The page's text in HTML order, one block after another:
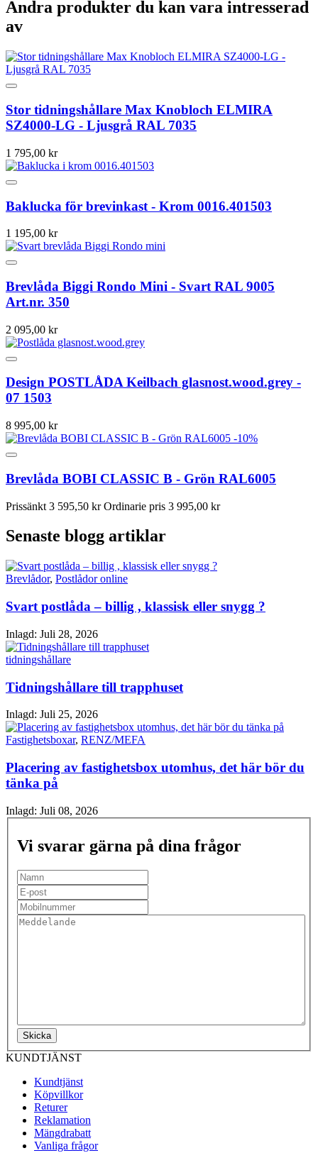
Andra produkter du kan vara intresserad
av
Stor tidningshållare Max Knobloch ELMIRA
SZ4000-LG - Ljusgrå RAL 7035
1 795,00 kr
Baklucka för brevinkast - Krom 0016.401503
1 195,00 kr
Brevlåda Biggi Rondo Mini - Svart RAL 9005
Art.nr. 350
2 095,00 kr
Design POSTLÅDA Keilbach glasnost.wood.grey -
07 1503
8 995,00 kr
-10%
Brevlåda BOBI CLASSIC B - Grön RAL6005
Prissänkt 3 595,50 kr Ordinarie pris 3 995,00 kr
Senaste blogg artiklar
Brevlådor, Postlådor online
Svart postlåda – billig , klassisk eller snygg ?
Inlagd: Juli 28, 2026
tidningshållare
Tidningshållare till trapphuset
Inlagd: Juli 25, 2026
Fastighetsboxar, RENZ/MEFA
Placering av fastighetsbox utomhus, det här bör du
tänka på
Inlagd: Juli 08, 2026
Vi svarar gärna på dina frågor
Skicka
KUNDTJÄNST
Kundtjänst
Köpvillkor
Returer
Reklamation
Mängdrabatt
Vanliga frågor